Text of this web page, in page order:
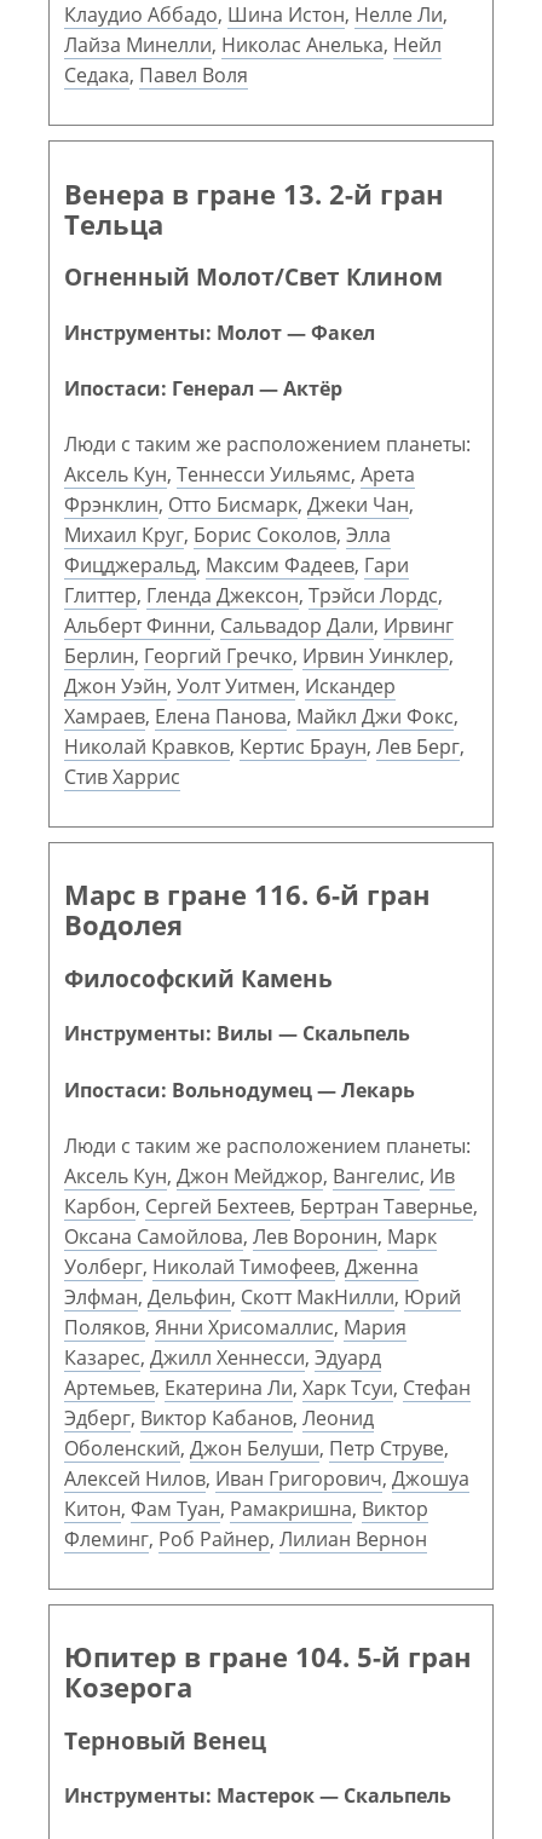
Клаудио Аббадо, Шина Истон, Нелле Ли,
Лайза Минелли, Николас Анелька, Нейл
Седака, Павел Воля
Венера в гране 13. 2-й гран
Тельца
Огненный Молот/Свет Клином
Инструменты: Молот — Факел
Ипостаси: Генерал — Актёр
Люди с таким же расположением планеты:
Аксель Кун, Теннесси Уильямс, Арета
Фрэнклин, Отто Бисмарк, Джеки Чан,
Михаил Круг, Борис Соколов, Элла
Фицджеральд, Максим Фадеев, Гари
Глиттер, Гленда Джексон, Трэйси Лордс,
Альберт Финни, Сальвадор Дали, Ирвинг
Берлин, Георгий Гречко, Ирвин Уинклер,
Джон Уэйн, Уолт Уитмен, Искандер
Хамраев, Елена Панова, Майкл Джи Фокс,
Николай Кравков, Кертис Браун, Лев Берг,
Стив Харрис
Марс в гране 116. 6-й гран
Водолея
Философский Камень
Инструменты: Вилы — Скальпель
Ипостаси: Вольнодумец — Лекарь
Люди с таким же расположением планеты:
Аксель Кун, Джон Мейджор, Вангелис, Ив
Карбон, Сергей Бехтеев, Бертран Тавернье,
Оксана Самойлова, Лев Воронин, Марк
Уолберг, Николай Тимофеев, Дженна
Элфман, Дельфин, Скотт МакНилли, Юрий
Поляков, Янни Хрисомаллис, Мария
Казарес, Джилл Хеннесси, Эдуард
Артемьев, Екатерина Ли, Харк Тсуи, Стефан
Эдберг, Виктор Кабанов, Леонид
Оболенский, Джон Белуши, Петр Струве,
Алексей Нилов, Иван Григорович, Джошуа
Китон, Фам Туан, Рамакришна, Виктор
Флеминг, Роб Райнер, Лилиан Вернон
Юпитер в гране 104. 5-й гран
Козерога
Терновый Венец
Инструменты: Мастерок — Скальпель